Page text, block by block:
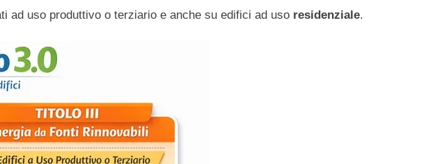
ad uso produttivo o terziario e anche su edifici ad uso residenziale.